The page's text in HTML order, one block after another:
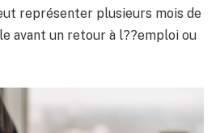
représenter plusieurs mois de
avant un retour à l??emploi ou